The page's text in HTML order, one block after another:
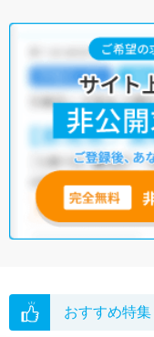
おすすめ特集